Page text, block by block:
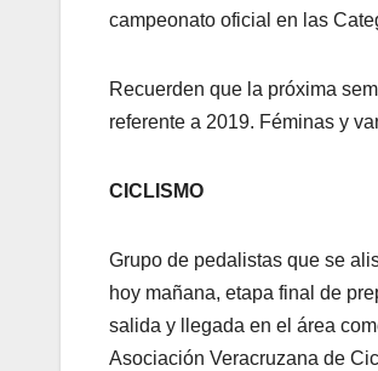
campeonato oficial en las
Recuerden que la próxima
referente a 2019. Féminas y
CICLISMO
Grupo de pedalistas que se
hoy mañana, etapa final de
salida y llegada en el área
Asociación Veracruzana de